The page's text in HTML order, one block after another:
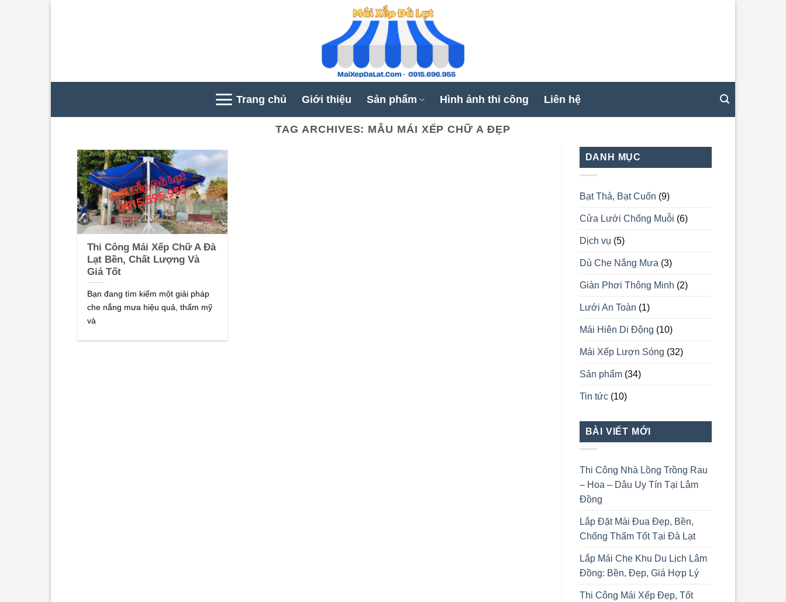
Trang chủ Giới thiệu Sản phẩm Hình ảnh thi công Liên hệ
TAG ARCHIVES: MẪU MÁI XẾP CHỮ A ĐẸP
Thi Công Mái Xếp Chữ A Đà
Lạt Bền, Chất Lượng Và
Giá Tốt
Bạn đang tìm kiếm một giải pháp
che nắng mưa hiệu quả, thẩm mỹ
và
DANH MỤC
Bạt Thả, Bạt Cuốn (9)
Cửa Lưới Chống Muỗi (6)
Dịch vụ (5)
Dù Che Nắng Mưa (3)
Giàn Phơi Thông Minh (2)
Lưới An Toàn (1)
Mái Hiên Di Động (10)
Mái Xếp Lượn Sóng (32)
Sản phẩm(34)
Tin tức(10)
BÀI VIẾT MỚI
Thi Công Nhà Lồng Trồng Rau
– Hoa – Dâu Uy Tín Tại Lâm
Đồng
Lắp Đặt Mái Đua Đẹp, Bền,
Chống Thấm Tốt Tại Đà Lạt
Lắp Mái Che Khu Du Lịch Lâm
Đồng: Bền, Đẹp, Giá Hợp Lý
Thi Công Mái Xếp Đẹp, Tốt